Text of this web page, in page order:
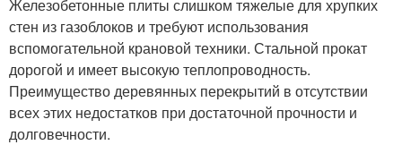
Железобетонные плиты слишком тяжелые для хрупких
стен из газоблоков и требуют использования
вспомогательной крановой техники. Стальной прокат
дорогой и имеет высокую теплопроводность.
Преимущество деревянных перекрытий в отсутствии
всех этих недостатков при достаточной прочности и
долговечности.